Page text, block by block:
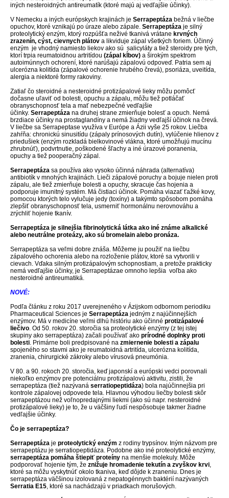
iných nesteroidných antireumatík (ktoré majú aj vedľajšie účinky).
V Nemecku a iných európskych krajinách je Serrapeptáza bežná v liečbe
opuchov, ktoré vznikajú po úraze alebo zápale. Serrapeptáza je silný
proteolytický enzým, ktorý rozpúšťa neživé tkanivá vrátane krvných
zrazenín, cýst, cievnych plátov a likviduje zápal všetkých foriem. Účinný
enzým je vhodný namiesto liekov ako sú salicyláty a tiež steroidy pre tých,
ktorí trpia reumatoidnou artritídou (zápal kĺbov) a širokým spektrom
autoimúnnych ochorení, ktoré narúšajú zápalovú odpoveď. Patria sem aj
ulcerózna kolitída (zápalové ochorenie hrubého črevá), psoriáza, uveitída,
alergia a niektoré formy rakoviny.
Zatiaľ čo steroidné a nesteroidné protizápalové lieky môžu pomôcť
dočasne uľaviť od bolesti, opuchu a zápalu, môžu tiež potláčať
obranyschopnosť tela a mať nebezpečné vedľajšie
účinky. Serrapeptáza na druhej strane zmierňuje bolesť a opuch. Nemá
brzdiace účinky na prostaglandíny a nemá žiadny vedľajší účinok na črevá.
V liečbe sa Serrapeptase využíva v Európe a Ázii vyše 25 rokov. Liečba
zahŕňa: chronickú sinusitídu (zápaly prínosových dutín), vylúčenie hlienov z
priedušiek (enzým rozkladá bielkovinové vlákna, ktoré umožňujú mucínu
zhrubnúť), podvrtnutie, poškodené šľachy a iné úrazové poranenia,
opuchy a tiež pooperačný zápal.
Serrapeptáza sa používa ako vysoko účinná náhrada (alternatíva)
antibiotík v mnohých krajinách. Lieči zápalové poruchy a bojuje nielen proti
zápalu, ale tiež zmierňuje bolesti a opuchy, skracuje čas hojenia a
podporuje imunitný systém. Má čistiaci účinok. Pomáha viazať ťažké kovy,
pomocou ktorých telo vylučuje jedy (toxíny) a takýmto spôsobom pomáha
zlepšiť obranyschopnosť tela, usmerniť hormonálnu nerovnováhu a
zrýchliť hojenie tkanív.
Serrapeptáza je silnejšia fibrinolytická látka ako iné známe alkalické
alebo neutrálne proteázy, ako sú bromelain alebo pronáza.
Serrapeptáza sa veľmi dobre znáša. Môžeme ju použiť na liečbu
zápalového ochorenia alebo na rozloženie plátov, ktoré sa vytvorili v
cievach. Vďaka silným protizápalovým schopnostiam, a pretože prakticky
nemá vedľajšie účinky, je Serrapeptázae omnoho lepšia voľba ako
nesteroidné antireumatiká.
NOVÉ:
Podľa článku z roku 2017 uverejneného v Ázijskom odbornom periodiku
Pharmaceutical Sciences je Serrapeptáza jedným z najúčinnejších
enzýmov. Má v medicíne veľmi dlhú históriu ako účinné protizápalové
liečivo. Od 50. rokov 20. storočia sa proteolytické enzýmy (z tej istej
skupiny ako serrapeptáza) začali používať ako prírodné doplnky proti
bolesti. Primárne boli predpisované na zmiernenie bolesti a zápalu
spojeného so stavmi ako je reumatoidná artritída, ulcerózna kolitída,
zranenia, chirurgické zákroky alebo vírusová pneumónia.
V 80. a 90. rokoch 20. storočia, keď japonskí a európski vedci porovnali
niekoľko enzýmov pre potenciálnu protizápalovú aktivitu, zistili, že
serrapeptáza (tiež nazývaná serratiopeptidáza) bola najúčinnejšia pri
kontrole zápalovej odpovede tela. Hlavnou výhodou liečby bolesti skôr
serrapeptázou než voľnopredajnými liekmi (ako sú napr. nesteroidné
protizápalové lieky) je to, že u väčšiny ľudí nespôsobuje takmer žiadne
vedľajšie účinky.
Čo je serrapeptáza?
Serrapeptáza je proteolytický enzým z rodiny trypsínov. Iným názvom pre
serrapeptázu je serratiopeptidáza. Podobne ako iné proteolytické enzýmy,
serrapeptáza pomáha štiepiť proteíny na menšie molekuly. Môže
podporovať hojenie tým, že znižuje hromadenie tekutín a zvyškov krvi,
ktoré sa môžu vyskytnúť okolo tkaniva, keď dôjde k zraneniu. Dnes je
serrapeptáza väčšinou izolovaná z nepatogénnych baktérií nazývaných
Serratia E15, ktoré sa nachádzajú v priadkach morušových.